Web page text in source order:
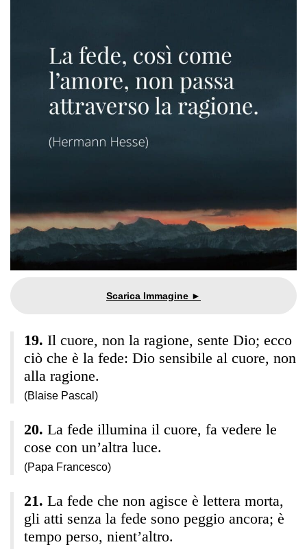
Il cuore, non la ragione, sente Dio; ecco
ciò che è la fede: Dio sensibile al cuore, non
alla ragione.
(Blaise Pascal)
La fede illumina il cuore, fa vedere le
cose con un’altra luce.
(Papa Francesco)
La fede che non agisce è lettera morta,
gli atti senza la fede sono peggio ancora; è
tempo perso, nient’altro.